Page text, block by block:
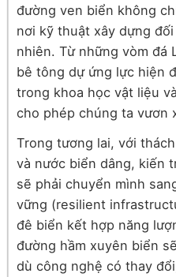
đường ven biển không
nơi kỹ thuật xây dựng
nhiên. Từ những vòm đá
bê tông dự ứng lực hiện
trong khoa học vật liệu
cho phép chúng ta vươn
Trong tương lai, với
và nước biển dâng, kiến
sẽ phải chuyển mình
vững (resilient
đê biển kết hợp năng
đường hầm xuyên biển
dù công nghệ có thay